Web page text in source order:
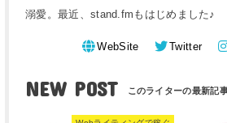
溺愛。最近、stand.fmもはじめました♪
WebSite Twitter
NEW POST